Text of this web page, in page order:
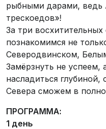
рыбными дарами, ведь
трескоедов»!
За три
познакомимся не
Северодвинском,
Замёрзнуть не успеем,
насладиться глубиной,
Севера сможем в
ПРОГРАММА:
1 день